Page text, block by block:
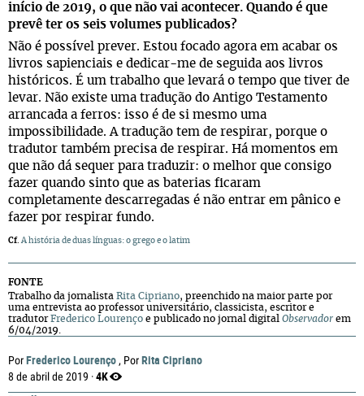
PorFrederico Lourenço , PorRita Cipriano
8 de abril de 2019 ·4K
início de 2019, o que não vai acontecer. Quando é que
prevê ter os seis volumes publicados?
Não é possível prever. Estou focado agora em acabar os
livros sapienciais e dedicar-me de seguida aos livros
históricos. É um trabalho que levará o tempo que tiver de
levar. Não existe uma tradução do Antigo Testamento
arrancada a ferros: isso é de si mesmo uma
impossibilidade. A tradução tem de respirar, porque o
tradutor também precisa de respirar. Há momentos em
que não dá sequer para traduzir: o melhor que consigo
fazer quando sinto que as baterias ficaram
completamente descarregadas é não entrar em pânico e
fazer por respirar fundo.
Cf. A história de duas línguas: o grego e o latim
FONTE
Trabalho da jornalista Rita Cipriano, preenchido na maior parte por
uma entrevista ao professor universitário, classicista, escritor e
tradutorFrederico Lourenço e publicado no jornal digital Observador em
6/04/2019.